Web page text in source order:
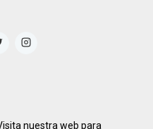
nuestra web para